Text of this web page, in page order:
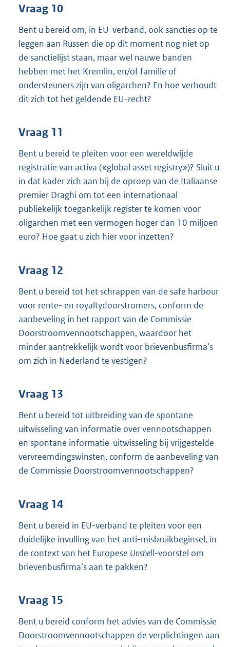
Vraag 10
Bent u bereid om, in EU-verband, ook sancties op te
leggen aan Russen die op dit moment nog niet op
de sanctielijst staan, maar wel nauwe banden
hebben met het Kremlin, en/of familie of
ondersteuners zijn van oligarchen? En hoe verhoudt
dit zich tot het geldende EU-recht?
Vraag 11
Bent u bereid te pleiten voor een wereldwijde
registratie van activa («global asset registry»)? Sluit u
in dat kader zich aan bij de oproep van de Italiaanse
premier Draghi om tot een internationaal
publiekelijk toegankelijk register te komen voor
oligarchen met een vermogen hoger dan 10 miljoen
euro? Hoe gaat u zich hier voor inzetten?
Vraag 12
Bent u bereid tot het schrappen van de safe harbour
voor rente- en royaltydoorstromers, conform de
aanbeveling in het rapport van de Commissie
Doorstroomvennootschappen, waardoor het
minder aantrekkelijk wordt voor brievenbusfirma’s
om zich in Nederland te vestigen?
Vraag 13
Bent u bereid tot uitbreiding van de spontane
uitwisseling van informatie over vennootschappen
en spontane informatie-uitwisseling bij vrijgestelde
vervreemdingswinsten, conform de aanbeveling van
de Commissie Doorstroomvennootschappen?
Vraag 14
Bent u bereid in EU-verband te pleiten voor een
duidelijke invulling van het anti-misbruikbeginsel, in
de context van het Europese Unshell-voorstel om
brievenbusfirma’s aan te pakken?
Vraag 15
Bent u bereid conform het advies van de Commissie
Doorstroomvennootschappen de verplichtingen aan